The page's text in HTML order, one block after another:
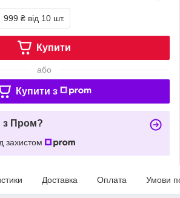
999 ₴ від 10 шт.
Купити
або
Купити з
з Пром?
захистом
Доставка Оплата Умови